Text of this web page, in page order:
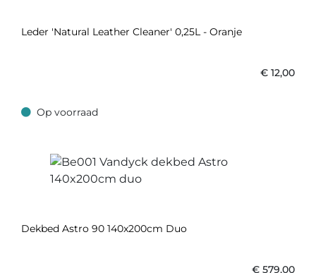
Leder 'Natural Leather Cleaner' 0,25L - Oranje
€ 12,00
Op voorraad
Op voorraad
Dekbed Astro 90 140x200cm Duo
€ 579,00